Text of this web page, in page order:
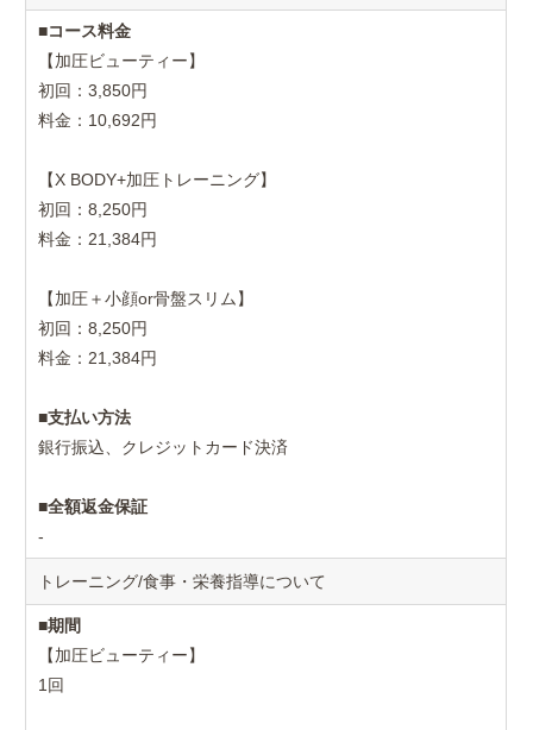
■コース料金
【加圧ビューティー】
初回：3,850円
料金：10,692円
【X BODY+加圧トレーニング】
初回：8,250円
料金：21,384円
【加圧＋小顔or骨盤スリム】
初回：8,250円
料金：21,384円
■支払い方法
銀行振込、クレジットカード決済
■全額返金保証
-
トレーニング/食事・栄養指導について
■期間
【加圧ビューティー】
1回